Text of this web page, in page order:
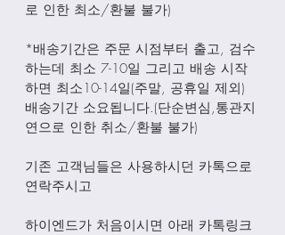
로 인한 최소/환불 불가)
*배송기간은 주문 시점부터 출고, 검수
하는데 최소 7-10일 그리고 배송 시작
하면 최소10-14일(주말, 공휴일 제외)
배송기간 소요됩니다.(단순변심,통관지
연으로 인한 취소/환불 불가)
기존 고객님들은 사용하시던 카톡으로
연락주시고
하이엔드가 처음이시면 아래 카톡링크